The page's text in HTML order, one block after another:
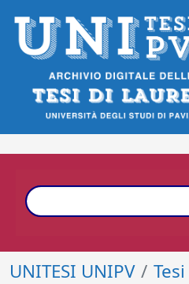
UNITESI UNIPV
Tesi